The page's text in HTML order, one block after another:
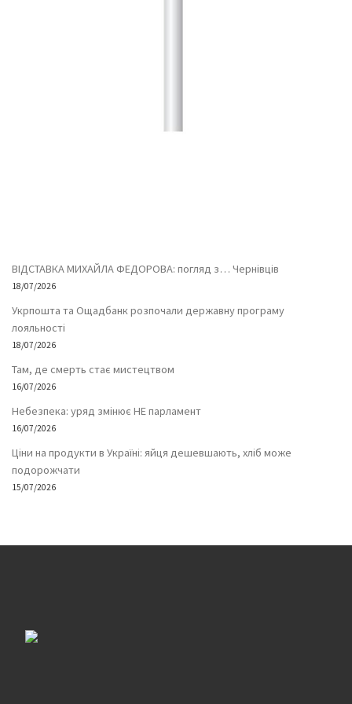
ВІДСТАВКА МИХАЙЛА ФЕДОРОВА: погляд з… Чернівців
18/07/2026
Укрпошта та Ощадбанк розпочали державну програму
лояльності
18/07/2026
Там, де смерть стає мистецтвом
16/07/2026
Небезпека: уряд змінює НЕ парламент
16/07/2026
Ціни на продукти в Україні: яйця дешевшають, хліб може
подорожчати
15/07/2026